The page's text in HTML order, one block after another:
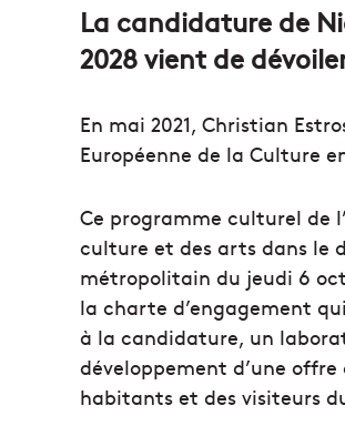
La candidature de
2028 vient de
En mai 2021, Christian
Européenne de la Culture
Ce programme culturel de
culture et des arts dans le
métropolitain du jeudi 6
la charte d’engagement
à la candidature, un
développement d’une
habitants et des visiteurs